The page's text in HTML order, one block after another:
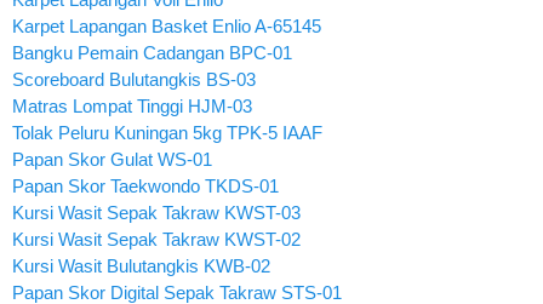
Karpet Lapangan Basket Enlio A-65145
Bangku Pemain Cadangan BPC-01
Scoreboard Bulutangkis BS-03
Matras Lompat Tinggi HJM-03
Tolak Peluru Kuningan 5kg TPK-5 IAAF
Papan Skor Gulat WS-01
Papan Skor Taekwondo TKDS-01
Kursi Wasit Sepak Takraw KWST-03
Kursi Wasit Sepak Takraw KWST-02
Kursi Wasit Bulutangkis KWB-02
Papan Skor Digital Sepak Takraw STS-01